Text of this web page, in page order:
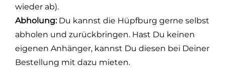
wieder ab).
Abholung:Du kannst die Hüpfburg gerne selbst
abholen und zurückbringen. Hast Du keinen
eigenen Anhänger, kannst Du diesen bei Deiner
Bestellung mit dazu mieten.